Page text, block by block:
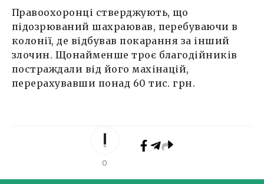
Правоохоронці стверджують, що
підозрюваний шахраював, перебуваючи в
колонії, де відбував покарання за інший
злочин. Щонайменше троє благодійників
постраждали від його махінацій,
перерахувавши понад 60 тис. грн.
0